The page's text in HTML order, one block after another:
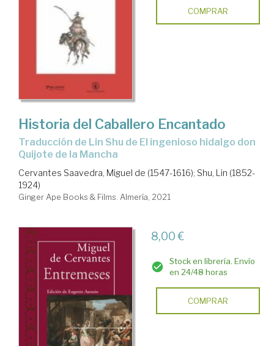
COMPRAR
Historia del Caballero Encantado
traducción de Lin Shu de El ingenioso hidalgo don
Quijote de la Mancha
Cervantes Saavedra, Miguel de (1547-1616); Shu, Lin (1852-
1924)
Ginger Ape Books & Films. Almería, 2021
8,00 €
Stock en librería. Envío
en 24/48 horas
COMPRAR